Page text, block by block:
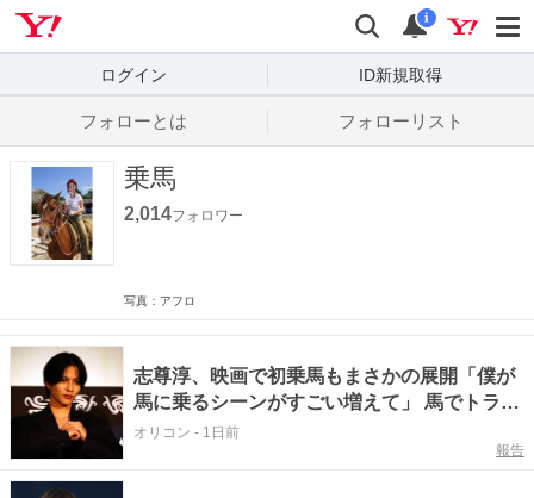
検索
通知
i
ログイン ID新規取得
フォローとは フォローリスト
乗馬
2,014フォロワー
写真：アフロ
志尊淳、映画で初乗馬もまさかの展開「僕が
馬に乗るシーンがすごい増えて」 馬でトラッ
ク追いかける
オリコン - 1日前
報告